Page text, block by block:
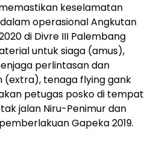
keselamatan
operasional Angkutan
di Divre III Palembang
untuk siaga (amus),
perlintasan dan
(extra), tenaga flying gank
petugas posko di tempat
jalan Niru-Penimur dan
Gapeka 2019.